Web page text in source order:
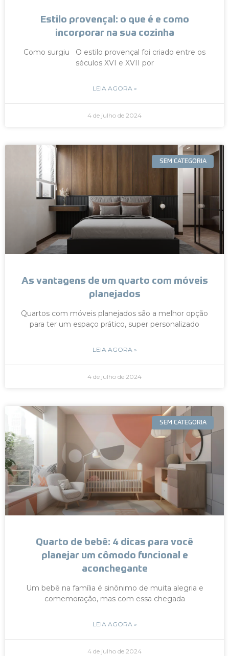
Estilo provençal: o que é e como
incorporar na sua cozinha
Como surgiu O estilo provençal foi criado entre os
séculos XVI e XVII por
LEIA AGORA »
4 de julho de 2024
SEM CATEGORIA
As vantagens de um quarto com móveis
planejados
Quartos com móveis planejados são a melhor opção
para ter um espaço prático, super personalizado
LEIA AGORA »
4 de julho de 2024
SEM CATEGORIA
Quarto de bebê: 4 dicas para você
planejar um cômodo funcional e
aconchegante
Um bebê na família é sinônimo de muita alegria e
comemoração, mas com essa chegada
LEIA AGORA »
4 de julho de 2024